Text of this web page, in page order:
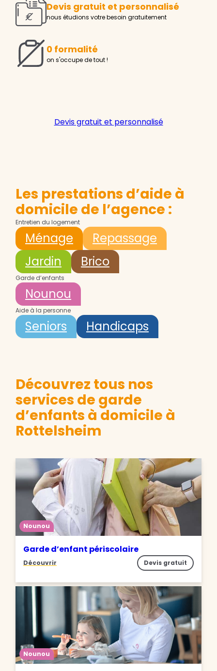
Devis gratuit et personnalisé
nous étudions votre besoin gratuitement
0 formalité
on s'occupe de tout !
Devis gratuit et personnalisé
Les prestations d’aide à
domicile de l’agence :
Entretien du logement
Ménage
Repassage
Jardin
Brico
Garde d’enfants
Nounou
Aide à la personne
Seniors Handicaps
Découvrez tous nos
services de garde
d’enfants à domicile à
Rottelsheim
Nounou
Garde d’enfant périscolaire
Découvrir Devis gratuit
Nounou